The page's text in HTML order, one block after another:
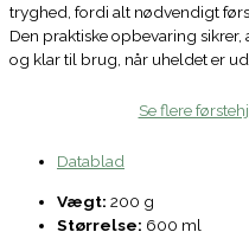
tryghed, fordi alt nødvendigt
Den praktiske opbevaring
og klar til brug, når uheldet er
Se flere
Datablad
Vægt: 200 g
Størrelse: 600 ml